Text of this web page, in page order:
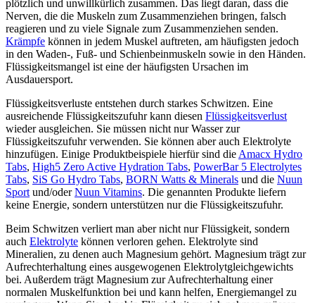
plötzlich und unwillkürlich zusammen. Das liegt daran, dass die
Nerven, die die Muskeln zum Zusammenziehen bringen, falsch
reagieren und zu viele Signale zum Zusammenziehen senden.
Krämpfe können in jedem Muskel auftreten, am häufigsten jedoch
in den Waden-, Fuß- und Schienbeinmuskeln sowie in den Händen.
Flüssigkeitsmangel ist eine der häufigsten Ursachen im
Ausdauersport.
Flüssigkeitsverluste entstehen durch starkes Schwitzen. Eine
ausreichende Flüssigkeitszufuhr kann diesen Flüssigkeitsverlust
wieder ausgleichen. Sie müssen nicht nur Wasser zur
Flüssigkeitszufuhr verwenden. Sie können aber auch Elektrolyte
hinzufügen. Einige Produktbeispiele hierfür sind die Amacx Hydro
Tabs, High5 Zero Active Hydration Tabs, PowerBar 5 Electrolytes
Tabs, SiS Go Hydro Tabs, BORN Watts & Minerals und die Nuun
Sport und/oderNuun Vitamins. Die genannten Produkte liefern
keine Energie, sondern unterstützen nur die Flüssigkeitszufuhr.
Beim Schwitzen verliert man aber nicht nur Flüssigkeit, sondern
auch Elektrolyte können verloren gehen. Elektrolyte sind
Mineralien, zu denen auch Magnesium gehört. Magnesium trägt zur
Aufrechterhaltung eines ausgewogenen Elektrolytgleichgewichts
bei. Außerdem trägt Magnesium zur Aufrechterhaltung einer
normalen Muskelfunktion bei und kann helfen, Energiemangel zu